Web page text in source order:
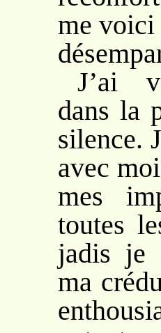
me voici
J’ai
dans la
silence.
avec
mes
toutes
jadis je
ma